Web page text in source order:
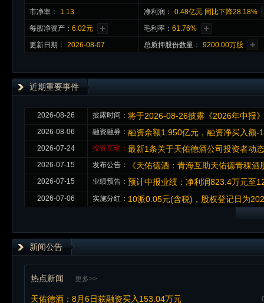
市净率：
1.13 净利润：
0.48亿元 同比下降28.18%
每股净资产： 6.02元 毛利率： 61.76%
更新日期：
2026-08-07 总质押股份数量： 9200.00万股
近期重要事件
2026-08-26 披露时间： 将于2026-08-26披露《2026年中报》
2026-08-06 融资融券： 融资余额1.950亿元，融资净买入额-
2026-07-24 投资互动： 最新1条关于天佑德酒公司投资者动
2026-07-15 发布公告： 《天佑德酒：青海互助天佑德青稞
2026-07-15 业绩预告： 预计中报业绩：净利润823.4万元至
2026-07-06 实施分红： 10派0.05元(含税)，股权登记日为
新闻公告
热点新闻 更多>>
天佑德酒：8月6日获融资买入153.04万元